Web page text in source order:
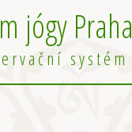
jógy Praha
systém